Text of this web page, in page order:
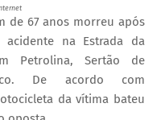
de 67 anos morreu após
na Estrada da
Petrolina, Sertão de
De acordo com
da vítima bateu